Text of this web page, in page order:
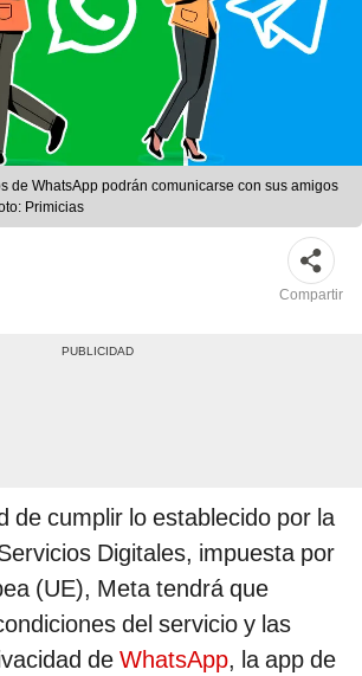
de WhatsApp podrán comunicarse con sus amigos
Primicias
Compartir
de cumplir lo establecido por la
Digitales, impuesta por
(UE), Meta tendrá que
del servicio y las
de WhatsApp, la app de